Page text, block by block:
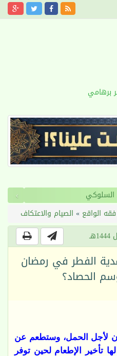
برهامي
السلوكي ›
الواقع » الصيام والاعتكاف
الفطر في رمضان
الحصاد؟
لأجل الحمل، وستطعم عن
تأخير الإطعام لحين توفر